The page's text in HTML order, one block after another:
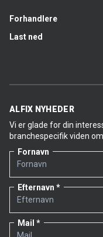
Forhandlere
Last ned
ALFIX NYHEDER
Vi er glade for din
branchespecifik viden
Fornavn
Efternavn
Mail